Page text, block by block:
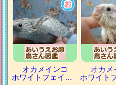
オカメインコ
ホワイトフェイスパール
オカメ